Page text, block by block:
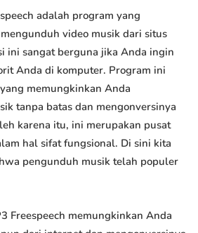
adalah program yang
video musik dari situs
ini sangat berguna jika Anda ingin
Anda di komputer. Program ini
memungkinkan Anda
tanpa batas dan mengonversinya
karena itu, ini merupakan pusat
hal sifat fungsional. Di sini kita
pengunduh musik telah populer
Freespeech memungkinkan Anda